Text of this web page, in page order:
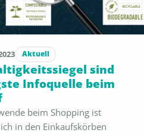
Aktuell
sind
Infoquelle beim
beim Shopping ist
in den Einkaufskörben